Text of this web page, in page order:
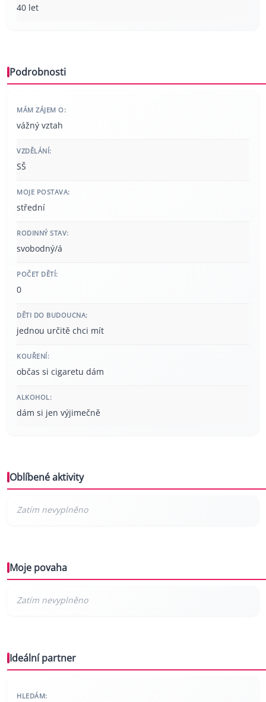
40 let
Podrobnosti
MÁM ZÁJEM O:
vážný vztah
VZDĚLÁNÍ:
SŠ
MOJE POSTAVA:
střední
RODINNÝ STAV:
svobodný/á
POČET DĚTÍ:
0
DĚTI DO BUDOUCNA:
jednou určitě chci mít
KOUŘENÍ:
občas si cigaretu dám
ALKOHOL:
dám si jen výjimečně
Oblíbené aktivity
Moje povaha
Ideální partner
HLEDÁM: